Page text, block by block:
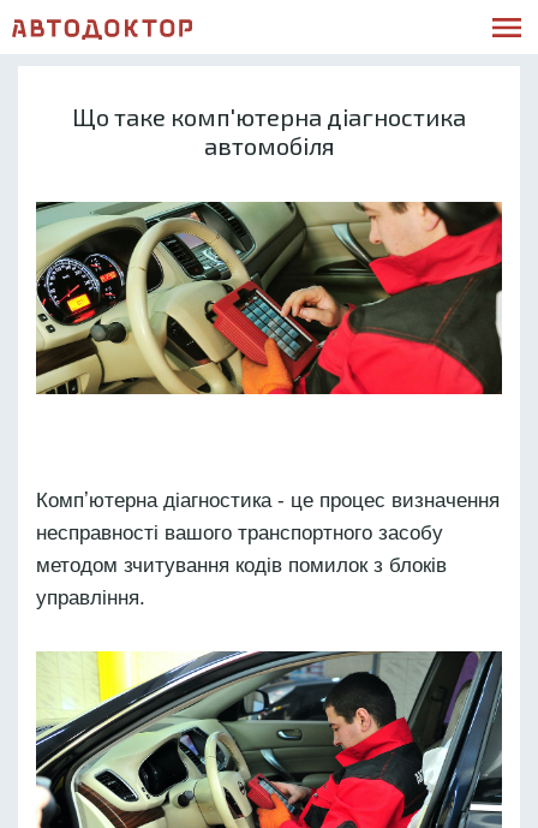
Що таке комп'ютерна діагностика
автомобіля
Компʼютерна діагностика - це процес визначення
несправності вашого транспортного засобу
методом зчитування кодів помилок з блоків
управління.